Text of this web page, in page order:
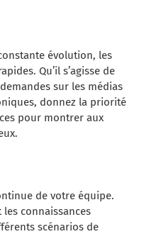
évolution, les
Qu’il s’agisse de
sur les médias
donnez la priorité
pour montrer aux
de votre équipe.
connaissances
scénarios de